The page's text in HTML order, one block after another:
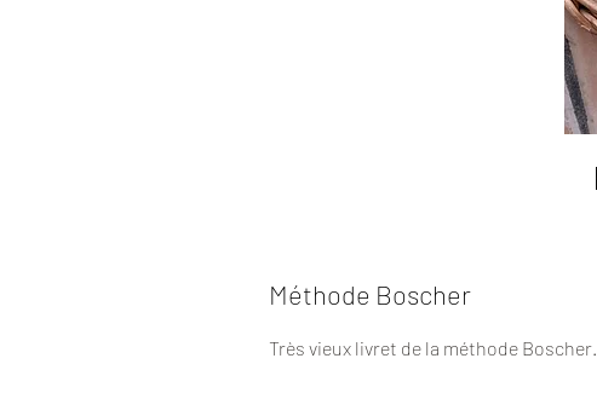
Méthode Boscher
Très vieux livret de la méthode Boscher.